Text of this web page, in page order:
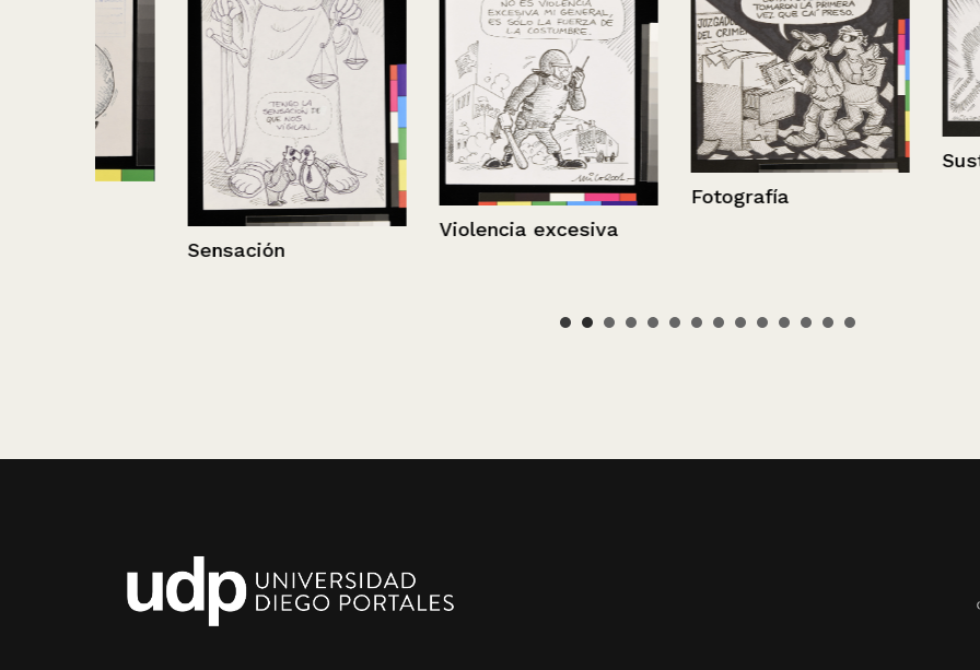
Sensación
Violencia excesiva
Fotografía
Susto